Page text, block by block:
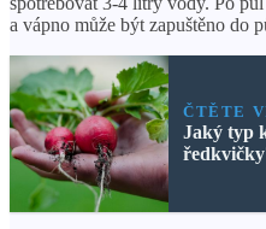
a vápno může být zapuštěno do
ČTĚTE
Jaký typ